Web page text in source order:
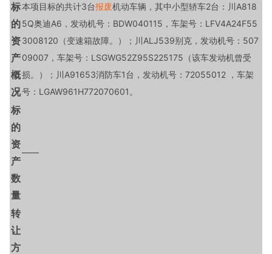
标
的
资
产
概
况
本项目标的共计3台报废机动车辆，其中小型轿车2台：川A818
5Q奥迪A6，发动机号：BDW040115，车架号：LFV4A24F55
3008120（变速箱故障。）；川ALJ539别克，发动机号：507
09007，车架号：LSGWG52Z95S225175（该车发动机曾受
损。）；川A91653消防车1台，发动机号：72055012 ，车架
号：LGAW961H772070601。
标
的
资
产
数
量
——
转
让
方